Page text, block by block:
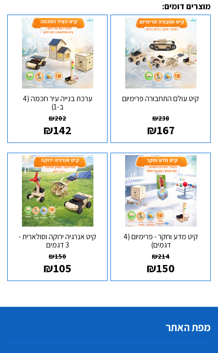
מוצרים דומים:
קיט עולם התחבורה פרימיום
₪238
₪167
ערכת בנייה עיר חכמה (4
ב-1)
₪202
₪142
קיט מדע וחקר - פרימיום (4
דגמים)
₪214
₪150
קיט אנרגיה ירוקה וסולארית -
3 דגמים
₪150
₪105
מפת האתר